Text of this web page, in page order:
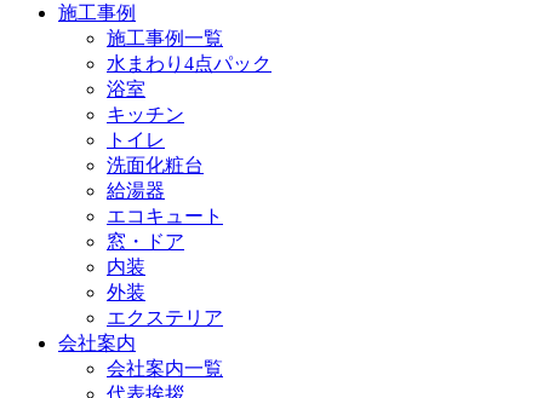
施工事例
施工事例一覧
水まわり4点パック
浴室
キッチン
トイレ
洗面化粧台
給湯器
エコキュート
窓・ドア
内装
外装
エクステリア
会社案内
会社案内一覧
代表挨拶